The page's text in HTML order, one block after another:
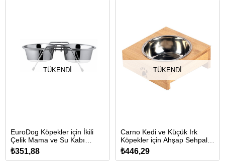
TÜKENDI
EuroDog Köpekler için İkili
Çelik Mama ve Su Kabı
2x500ml
₺351,88
TÜKENDI
Carno Kedi ve Küçük Irk
Köpekler için Ahşap Sehpalı
Çelik Mama ve Su Kabı 11cm
750ml
₺446,29